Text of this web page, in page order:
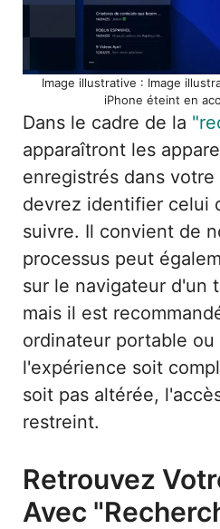
Image illustrative : Image
iPhone éteint en
Dans le cadre de la
apparaîtront les
enregistrés dans
devrez identifier celui
suivre. Il convient de
processus peut
sur le navigateur d'un
mais il est
ordinateur portable ou
l'expérience soit
soit pas altérée,
restreint.
Retrouvez
Avec